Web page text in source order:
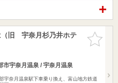
お気に入
りに追加
（旧 宇奈月杉乃井ホテ
市宇奈月温泉 / 宇奈月温泉
宇奈月温泉駅下車乗り換え、富山地方鉄道